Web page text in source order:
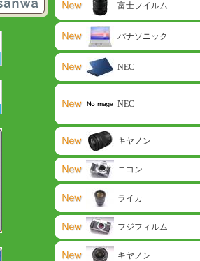
富士フイルム
パナソニック
NEC
NEC
キヤノン
ニコン
ライカ
フジフィルム
キヤノン